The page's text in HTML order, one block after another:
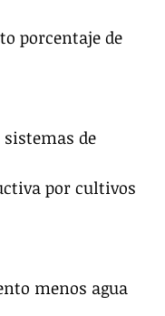
porcentaje de
de
por cultivos
menos agua